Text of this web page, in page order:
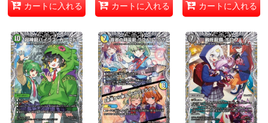
カートに入れる カートに入れる カートに入れる